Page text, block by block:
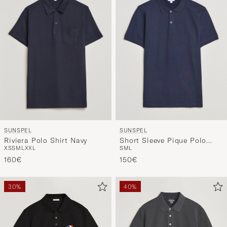
Stil
SUNSPEL
Riviera Polo Shirt Navy
XSSM LXXL
160€
SUNSPEL
Short Sleeve Pique Polo
Navy
SML
150€
30% 40%